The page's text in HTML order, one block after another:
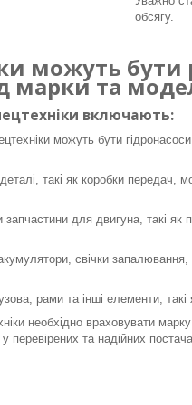
обсягу.
можуть бути
марки та
включають:
можуть бути
такі як коробки передач,
для двигуна, такі як
свічки
рами та інші елементи,
необхідно враховувати
та надійних